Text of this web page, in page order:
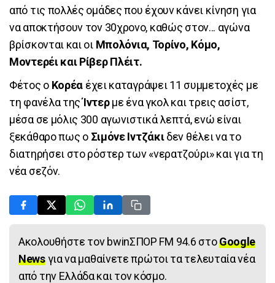
από τις πολλές ομάδες που έχουν κάνει κίνηση για
να αποκτήσουν τον 30χρονο, καθώς στον... αγώνα
βρίσκονται και οι Μπολόνια, Τορίνο, Κόμο,
Μοντερέι και Ρίβερ Πλέιτ.
Φέτος ο Κορέα έχει καταγράψει 11 συμμετοχές με
τη φανέλα τηςΊντερμε ένα γκολ και τρεις ασίστ,
μέσα σε μόλις 300 αγωνιστικά λεπτά, ενώ είναι
ξεκάθαρο πως ο Σιμόνε Ιντζάκιδεν θέλει να το
διατηρήσει στο ρόστερ των «νερατζούρι» και για τη
νέα σεζόν.
Ακολουθήστε τον bwinΣΠΟΡ FM 94.6 στοGoogle
Newsγια να μαθαίνετε πρώτοι τα τελευταία νέα
από την Ελλάδα και τον κόσμο.